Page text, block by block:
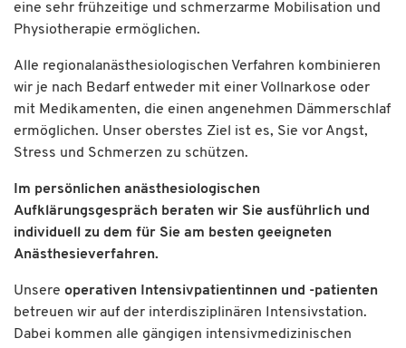
eine sehr frühzeitige und schmerzarme Mobilisation und
Physiotherapie ermöglichen.
Alle regionalanästhesiologischen Verfahren kombinieren
wir je nach Bedarf entweder mit einer Vollnarkose oder
mit Medikamenten, die einen angenehmen Dämmerschlaf
ermöglichen. Unser oberstes Ziel ist es, Sie vor Angst,
Stress und Schmerzen zu schützen.
Im persönlichen anästhesiologischen
Aufklärungsgespräch beraten wir Sie ausführlich und
individuell zu dem für Sie am besten geeigneten
Anästhesieverfahren.
Unsere operativen Intensivpatientinnen und -patienten
betreuen wir auf der interdisziplinären Intensivstation.
Dabei kommen alle gängigen intensivmedizinischen